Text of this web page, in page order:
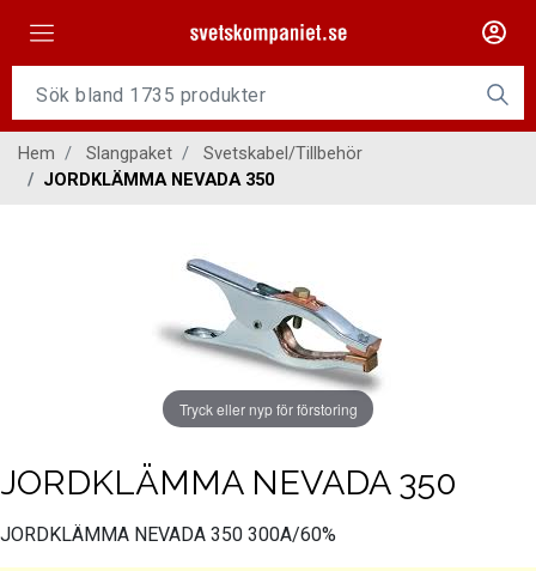
Slangpaket
Hem Slangpaket
Svetskabel/Tillbehör
JORDKLÄMMA NEVADA 350
Tryck eller nyp för förstoring
JORDKLÄMMA NEVADA 350
JORDKLÄMMA NEVADA 350 300A/60%